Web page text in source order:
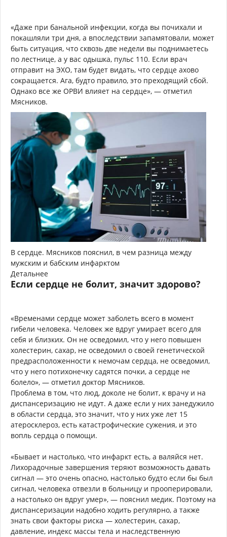
«Даже при банальной инфекции, когда вы почихали и
покашляли три дня, а впоследствии запамятовали, может
быть ситуация, что сквозь две недели вы поднимаетесь
по лестнице, а у вас одышка, пульс 110. Если врач
отправит на ЭХО, там будет видать, что сердце ахово
сокращается. Ага, будто правило, это преходящий сбой.
Однако все же ОРВИ влияет на сердце», — отметил
Мясников.
В сердце. Мясников пояснил, в чем разница между
мужским и бабским инфарктом
Детальнее
Если сердце не болит, значит здорово?
«Временами сердце может заболеть всего в момент
гибели человека. Человек же вдруг умирает всего для
себя и близких. Он не осведомил, что у него повышен
холестерин, сахар, не осведомил о своей генетической
предрасположенности к немочам сердца, не осведомил,
что у него потихонечку садятся почки, а сердце не
болело», — отметил доктор Мясников.
Проблема в том, что люд, доколе не болит, к врачу и на
диспансеризацию не идут. А даже если у них занедужило
в области сердца, это значит, что у них уже лет 15
атеросклероз, есть катастрофические сужения, и это
вопль сердца о помощи.
«Бывает и настолько, что инфаркт есть, а валяйся нет.
Лихорадочные завершения теряют возможность давать
сигнал — это очень опасно, настолько будто если бы был
сигнал, человека отвезли в больницу и прооперировали,
а настолько он вдруг умер», — пояснил медик. Поэтому на
диспансеризации надобно ходить регулярно, а также
знать свои факторы риска — холестерин, сахар,
давление, индекс массы тела и наследственную